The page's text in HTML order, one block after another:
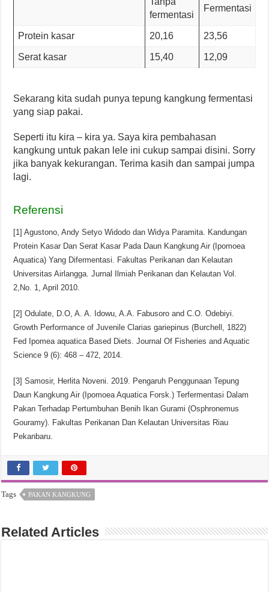
fermentasi
Fermentasi
Protein kasar 20,16 23,56
Serat kasar 15,40 12,09
Sekarang kita sudah punya tepung kangkung fermentasi
yang siap pakai.
Seperti itu kira – kira ya. Saya kira pembahasan
kangkung untuk pakan lele ini cukup sampai disini. Sorry
jika banyak kekurangan. Terima kasih dan sampai jumpa
lagi.
Referensi
[1] Agustono, Andy Setyo Widodo dan Widya Paramita. Kandungan
Protein Kasar Dan Serat Kasar Pada Daun Kangkung Air (Ipomoea
Aquatica) Yang Difermentasi. Fakultas Perikanan dan Kelautan
Universitas Airlangga. Jurnal Ilmiah Perikanan dan Kelautan Vol.
2,No. 1, April 2010.
[2] Odulate, D.O, A. A. Idowu, A.A. Fabusoro and C.O. Odebiyi.
Growth Performance of Juvenile Clarias gariepinus (Burchell, 1822)
Fed Ipomea aquatica Based Diets. Journal Of Fisheries and Aquatic
Science 9 (6): 468 – 472, 2014.
[3] Samosir, Herlita Noveni. 2019. Pengaruh Penggunaan Tepung
Daun Kangkung Air (Ipomoea Aquatica Forsk.) Terfermentasi Dalam
Pakan Terhadap Pertumbuhan Benih Ikan Gurami (Osphronemus
Gouramy). Fakultas Perikanan Dan Kelautan Universitas Riau
Pekanbaru.
Tags PAKAN KANGKUNG
Related Articles